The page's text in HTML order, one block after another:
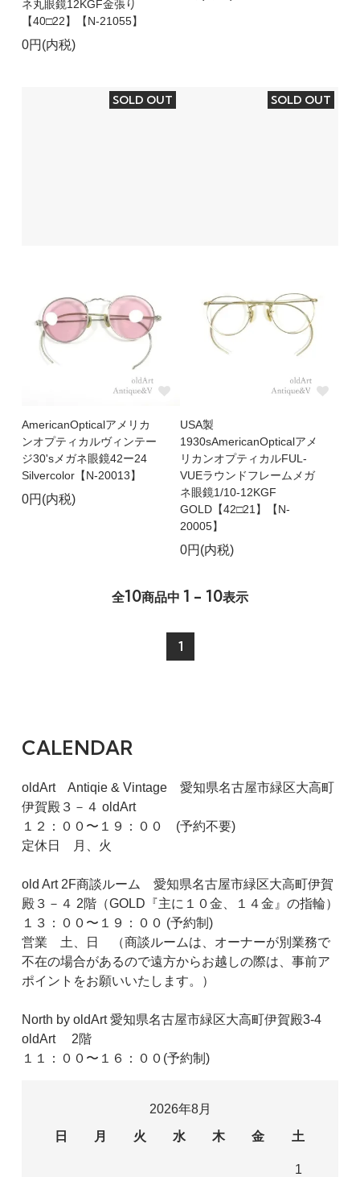
ネ丸眼鏡12KGF金張り
【40□22】【N-21055】
0円(内税)
SOLD OUT
AmericanOpticalアメリカ
ンオプティカルヴィンテー
ジ30'sメガネ眼鏡42ー24
Silvercolor【N-20013】
0円(内税)
SOLD OUT
USA製
1930sAmericanOpticalアメ
リカンオプティカルFUL-
VUEラウンドフレームメガ
ネ眼鏡1/10-12KGF
GOLD【42□21】【N-
20005】
0円(内税)
全10商品中 1 - 10表示
1
CALENDAR
oldArt Antiqie & Vintage 愛知県名古屋市緑区大高町
伊賀殿３－４ oldArt
１２：００〜１９：００ (予約不要)
定休日 月、火
old Art 2F商談ルーム 愛知県名古屋市緑区大高町伊賀
殿３－４ 2階（GOLD『主に１０金、１４金』の指輪）
１３：００〜１９：００ (予約制)
営業 土、日 （商談ルームは、オーナーが別業務で
不在の場合があるので遠方からお越しの際は、事前ア
ポイントをお願いいたします。）
North by oldArt 愛知県名古屋市緑区大高町伊賀殿3-4
oldArt 2階
１１：００〜１６：００(予約制)
2026年8月
日
月 火 水 木 金 土
1